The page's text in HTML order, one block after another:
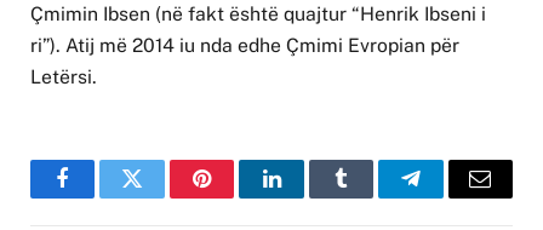
Çmimin Ibsen (në fakt është quajtur “Henrik Ibseni i
ri”). Atij më 2014 iu nda edhe Çmimi Evropian për
Letërsi.
FacebookTwitter PinterestLinkedInTumblr TelegramEmail